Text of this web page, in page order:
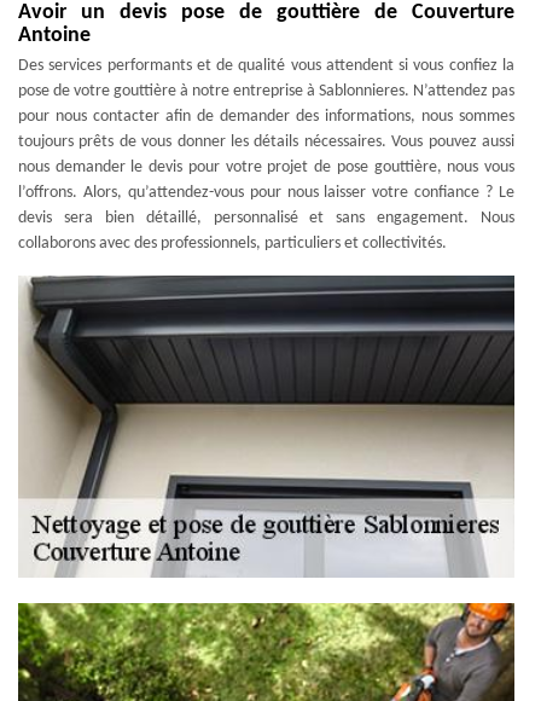
Avoir un devis pose de gouttière de Couverture
Antoine
Des services performants et de qualité vous attendent si vous confiez la
pose de votre gouttière à notre entreprise à Sablonnieres. N’attendez pas
pour nous contacter afin de demander des informations, nous sommes
toujours prêts de vous donner les détails nécessaires. Vous pouvez aussi
nous demander le devis pour votre projet de pose gouttière, nous vous
l’offrons. Alors, qu’attendez-vous pour nous laisser votre confiance ? Le
devis sera bien détaillé, personnalisé et sans engagement. Nous
collaborons avec des professionnels, particuliers et collectivités.